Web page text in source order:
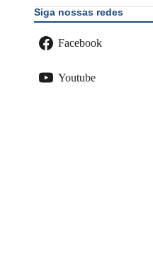
Siga nossas redes
Facebook
Youtube